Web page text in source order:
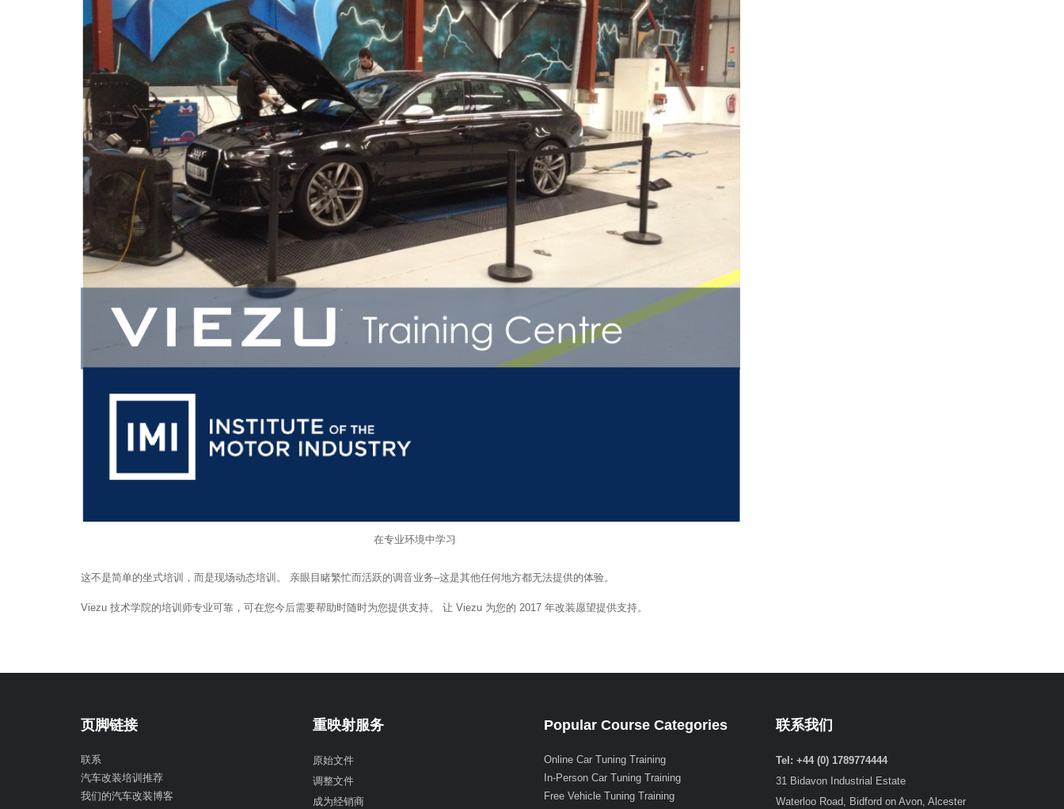
在专业环境中学习
这不是简单的坐式培训，而是现场动态培训。 亲眼目睹繁忙而活跃的调音业务–这是其他任何地方都无法提供的体验。
Viezu 技术学院的培训师专业可靠，可在您今后需要帮助时随时为您提供支持。 让 Viezu 为您的 2017 年改装愿望提供支持。
页脚链接
联系
汽车改装培训推荐
我们的汽车改装博客
重映射服务
原始文件
调整文件
成为经销商
Popular Course Categories
Online Car Tuning Training
In-Person Car Tuning Training
Free Vehicle Tuning Training
联系我们
Tel: +44 (0) 1789774444
31 Bidavon Industrial Estate
Waterloo Road, Bidford on Avon, Alcester